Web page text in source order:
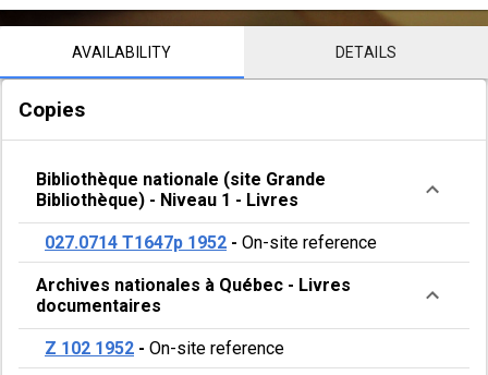
Notice content
AVAILABILITY DETAILS
Copies
Bibliothèque nationale (site Grande
Bibliothèque) - Niveau 1 - Livres
027.0714 T1647p 1952 - On-site reference
Archives nationales à Québec - Livres
documentaires
Z 102 1952 - On-site reference